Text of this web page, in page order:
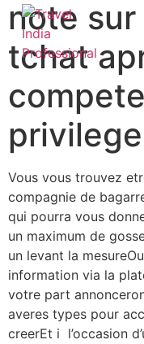
note
tchat
Vous vous trouvez
compagnie de
qui pourra vous
un maximum de
un levant la
information via la
votre part
averes types pour
creerEt i l’occasion